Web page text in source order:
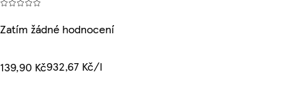
Zatím žádné hodnocení
139,90 Kč932,67 Kč/l